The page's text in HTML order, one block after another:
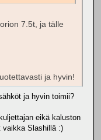
7.5t, ja tälle
ja hyvin!
ja hyvin toimii?
eikä kaluston
vaikka Slashillä :)